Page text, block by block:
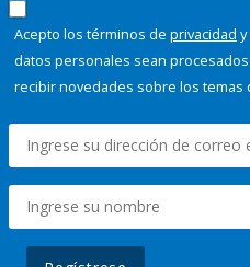
Acepto los términos de privacidad
datos personales sean
recibir novedades sobre los temas